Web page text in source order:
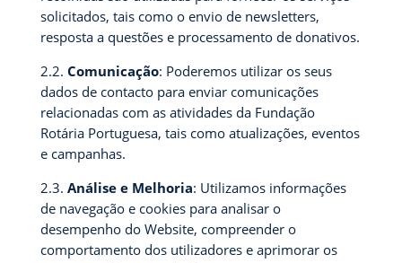
solicitados, tais como o envio de newsletters,
resposta a questões e processamento de donativos.
2.2. Comunicação: Poderemos utilizar os seus
dados de contacto para enviar comunicações
relacionadas com as atividades da Fundação
Rotária Portuguesa, tais como atualizações, eventos
e campanhas.
2.3. Análise e Melhoria: Utilizamos informações
de navegação e cookies para analisar o
desempenho do Website, compreender o
comportamento dos utilizadores e aprimorar os